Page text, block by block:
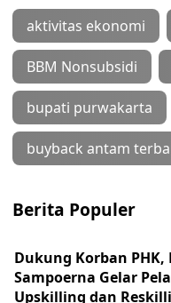
aktivitas ekonomi
BBM Nonsubsidi
bupati purwakarta
buyback antam
Berita Populer
Dukung Korban
Sampoerna Gelar
Upskilling dan